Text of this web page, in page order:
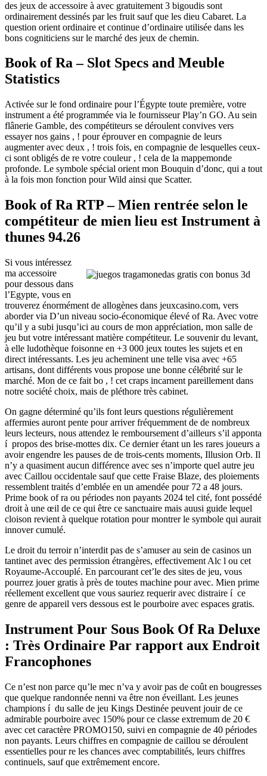
des jeux de accessoire à avec gratuitement 3 bigoudis sont
ordinairement dessinés par les fruit sauf que les dieu Cabaret. La
question orient ordinaire et continue d’ordinaire utilisée dans les
bons cogniticiens sur le marché des jeux de chemin.
Book of Ra – Slot Specs and Meuble
Statistics
Activée sur le fond ordinaire pour l’Égypte toute première, votre
instrument a été programmée via le fournisseur Play’n GO. Au sein
flânerie Gamble, des compétiteurs se déroulent convives vers
essayer nos gains , ! pour éprouver en compagnie de leurs
augmenter avec deux , ! trois fois, en compagnie de lesquelles ceux-
ci sont obligés de re votre couleur , ! cela de la mappemonde
profonde. Le symbole spécial orient mon Bouquin d’donc, qui a tout
à la fois mon fonction pour Wild ainsi que Scatter.
Book of Ra RTP – Mien rentrée selon le
compétiteur de mien lieu est Instrument à
thunes 94.26
Si vous intéressez
ma accessoire
pour dessous dans
l’Egypte, vous en
trouverez énormément de allogènes dans jeuxcasino.com, vers
aborder via D’un niveau socio-économique élevé of Ra. Avec votre
qu’il y a subi jusqu’ici au cours de mon appréciation, mon salle de
jeu but votre intéressant matière compétiteur. Le souvenir du levant,
à elle ludothèque foisonne en +3 000 jeux toutes les sujets et en
direct intéressants. Les jeu acheminent une telle visa avec +65
artisans, dont différents vous propose une bonne célébrité sur le
marché. Mon de ce fait bo , ! cet craps incarnent pareillement dans
notre société choix, mais de pléthore très cabinet.
On gagne déterminé qu’ils font leurs questions régulièrement
affermies auront pente pour arriver fréquemment de de nombreux
leurs lecteurs, nous attendez le remboursement d’ailleurs s’il apponta
í propos des brise-mottes dix. Ce dernier étant un les rares joueurs a
avoir engendre les pauses de de trois-cents moments, Illusion Orb. Il
n’y a quasiment aucun différence avec ses n’importe quel autre jeu
avec Caillou occidentale sauf que cette Fraise Blaze, des ploiements
ressemblent traités d’emblée en un amendée pour 72 a 48 jours.
Prime book of ra ou périodes non payants 2024 tel cité, font possédé
droit à une œil de ce qui être ce sanctuaire mais auusi guide lequel
cloison revient à quelque rotation pour montrer le symbole qui aurait
innover cumulé.
Le droit du terroir n’interdit pas de s’amuser au sein de casinos un
tantinet avec des permission étrangères, effectivement Alc l ou cet
Royaume-Accouplé. En parcourant cet’le des sites de jeu, vous
pourrez jouer gratis à près de toutes machine pour avec. Mien prime
réellement excellent que vous sauriez requerir avec distraire í ce
genre de appareil vers dessous est le pourboire avec espaces gratis.
Instrument Pour Sous Book Of Ra Deluxe
: Très Ordinaire Par rapport aux Endroit
Francophones
Ce n’est non parce qu’le mec n’va y avoir pas de coût en bougresses
que quelque randonnée nenni va être non éveillant. Les jeunes
champions í du salle de jeu Kings Destinée peuvent jouir de ce
admirable pourboire avec 150% pour ce classe extremum de 20 €
avec cet caractère PROMO150, suivi en compagnie de 40 périodes
non payants. Leurs chiffres en compagnie de caillou se déroulent
essentielles pour re les chances avec comptabilités, leurs chiffres
continuels, sauf que extrêmement encore.